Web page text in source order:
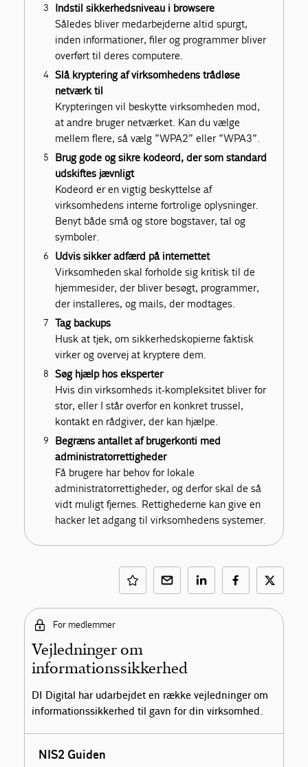
Indstil sikkerhedsniveau i browsere
Således bliver medarbejderne altid spurgt,
inden informationer, filer og programmer bliver
overført til deres computere.
Slå kryptering af virksomhedens trådløse
netværk til
Krypteringen vil beskytte virksomheden mod,
at andre bruger netværket. Kan du vælge
mellem flere, så vælg ”WPA2” eller ”WPA3”.
Brug gode og sikre kodeord, der som standard
udskiftes jævnligt
Kodeord er en vigtig beskyttelse af
virksomhedens interne fortrolige oplysninger.
Benyt både små og store bogstaver, tal og
symboler.
Udvis sikker adfærd på internettet
Virksomheden skal forholde sig kritisk til de
hjemmesider, der bliver besøgt, programmer,
der installeres, og mails, der modtages.
Tag backups
Husk at tjek, om sikkerhedskopierne faktisk
virker og overvej at kryptere dem.
Søg hjælp hos eksperter
Hvis din virksomheds it-kompleksitet bliver for
stor, eller I står overfor en konkret trussel,
kontakt en rådgiver, der kan hjælpe.
Begræns antallet af brugerkonti med
administratorrettigheder
Få brugere har behov for lokale
administratorrettigheder, og derfor skal de så
vidt muligt fjernes. Rettighederne kan give en
hacker let adgang til virksomhedens systemer.
For medlemmer
Vejledninger om
informationssikkerhed
DI Digital har udarbejdet en række vejledninger om
informationssikkerhed til gavn for din virksomhed.
NIS2 Guiden